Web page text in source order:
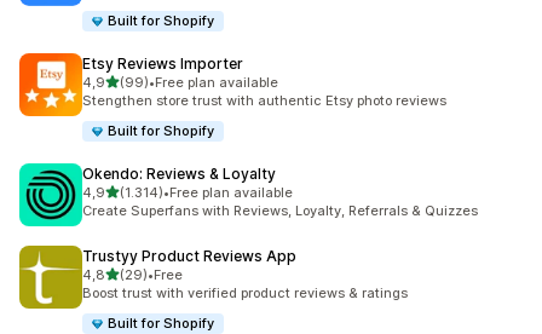
Built for Shopify
Etsy Reviews Importer
4,95 yıldız üzerinden
(99)
toplam 99 değerlendirme
•Free plan available
Stengthen store trust with authentic Etsy photo reviews
Built for Shopify
Okendo: Reviews & Loyalty
4,95 yıldız üzerinden
(1.314)
toplam 1314 değerlendirme
•Free plan available
Create Superfans with Reviews, Loyalty, Referrals & Quizzes
Trustyy Product Reviews App
4,85 yıldız üzerinden
(29)
toplam 29 değerlendirme
•Free
Boost trust with verified product reviews & ratings
Built for Shopify